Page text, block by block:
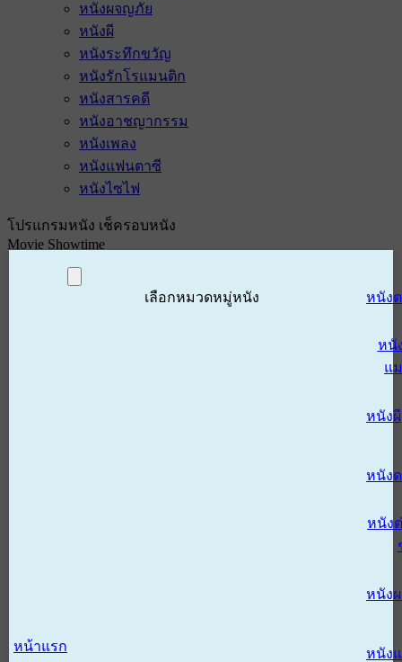
หนังผจญภัย
หนังผี
หนังระทึกขวัญ
หนังรักโรแมนติก
หนังสารคดี
หนังอาชญากรรม
หนังเพลง
หนังแฟนตาซี
หนังไซไฟ
โปรแกรมหนัง เช็ครอบหนัง
Movie Showtime
หน้าแรก
เลือกหมวดหมู่หนัง หนัง
หนั
แ
หนังผี
หนัง
หนัง
หนัง
หนัง